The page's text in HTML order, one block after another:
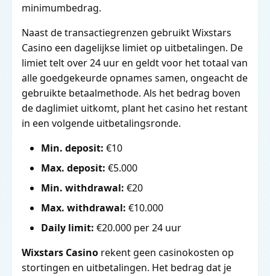
minimumbedrag.
Naast de transactiegrenzen gebruikt Wixstars
Casino een dagelijkse limiet op uitbetalingen. De
limiet telt over 24 uur en geldt voor het totaal van
alle goedgekeurde opnames samen, ongeacht de
gebruikte betaalmethode. Als het bedrag boven
de daglimiet uitkomt, plant het casino het restant
in een volgende uitbetalingsronde.
Min. deposit: €10
Max. deposit: €5.000
Min. withdrawal: €20
Max. withdrawal: €10.000
Daily limit: €20.000 per 24 uur
Wixstars Casino rekent geen casinokosten op
stortingen en uitbetalingen. Het bedrag dat je